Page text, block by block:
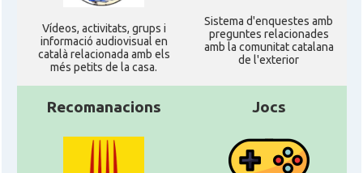
Ví­deos, activitats, grups i
informació audiovisual en
català relacionada amb els
més petits de la casa.
Sistema d'enquestes amb
preguntes relacionades
amb la comunitat catalana
de l'exterior
Recomanacions Jocs